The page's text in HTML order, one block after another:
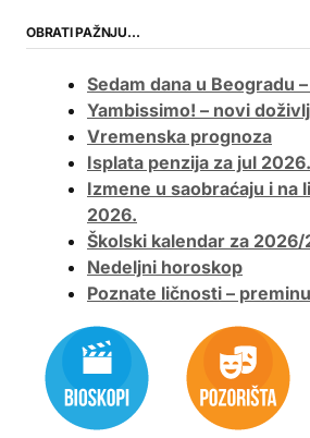
OBRATI PAŽNJU…
Sedam dana u Beogradu
Yambissimo! – novi
Vremenska prognoza
Isplata penzija za jul 2026.
Izmene u saobraćaju i na
2026.
Školski kalendar za 2026/
Nedeljni horoskop
Poznate ličnosti –